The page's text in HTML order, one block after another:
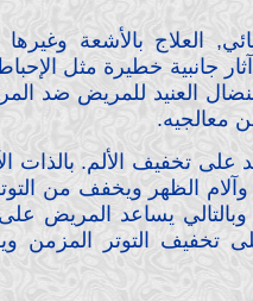
العلاج بالأشعة
جانبية خطيرة مثل
النضال العنيد للمريض ضد
معالجيه.
تخفيف الألم. بالذات
الظهر ويخفف من
يساعد المريض
تخفيف التوتر المزمن